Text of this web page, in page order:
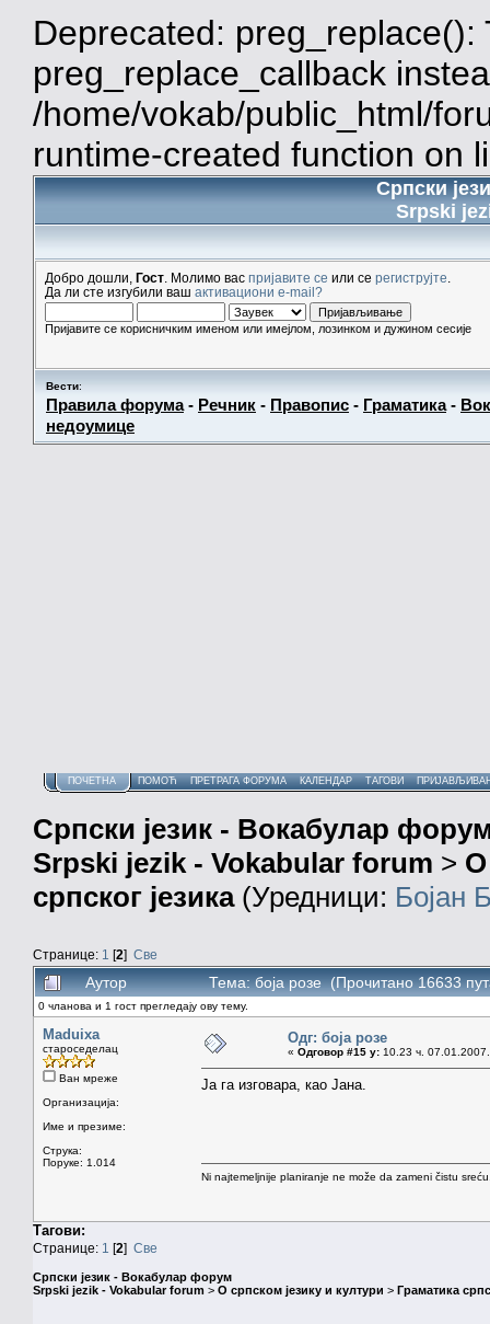
Deprecated:
preg_replace_callback
/home/vokab/public_html/
runtime-created function on
Српски
Srpski
Добро дошли, Гост . Молимо вас пријавите се или се региструјте
Да ли сте изгубили ваш активациони e-mail?
Пријавите се корисничким именом или имејлом, лозинком и дужином сесије
Вести:
Правила форума- Речник - Правопис - Граматика-
недоумице
ПОЧЕТНА ПОМОЋ ПРЕТРАГА ФОРУМА КАЛЕНДАР ТАГОВИ
Српски језик - Вокабулар
Srpski jezik - Vokabular forum > О
српског језика(Уредници: Бојан
Странице: 1 [2] Све
Аутор Тема: боја розе (Прочитано 16633
0 чланова и 1 гост прегледају ову тему.
Maduixa
староседелац
Ван мреже
Организација:
Име и презиме:
Струка:
Поруке: 1.014
Одг: боја розе
« Одговор #15 у: 10.23 ч.
Ја га изговара, као Јана.
Ni najtemeljnije planiranje ne može da zameni čistu
Тагови:
Странице: 1 [2] Све
Српски језик - Вокабулар форум
Srpski jezik - Vokabular forum > О српском језику и култури > Граматика